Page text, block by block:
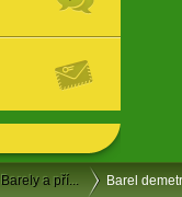
Barely a pří... Barel